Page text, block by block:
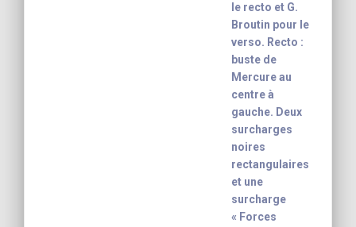
le recto et G.
Broutin pour le
verso. Recto :
buste de
Mercure au
centre à
gauche. Deux
surcharges
noires
rectangulaires
et une
surcharge
« Forces